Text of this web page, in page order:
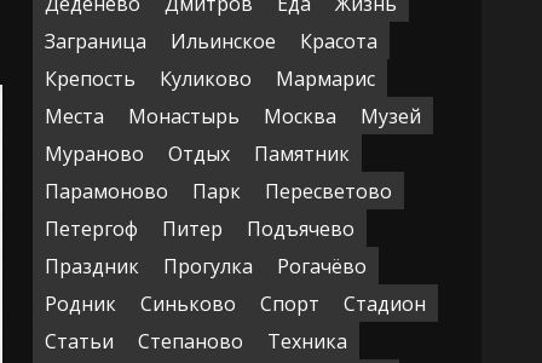
Заграница
Ильинское
Красота
Крепость
Куликово
Мармарис
Места
Монастырь Москва
Музей
Мураново
Отдых
Памятник
Парамоново
Парк
Пересветово
Петергоф
Питер
Подъячево
Праздник
Прогулка
Рогачёво
Родник
Синьково Спорт
Стадион
Статьи
Степаново
Техника